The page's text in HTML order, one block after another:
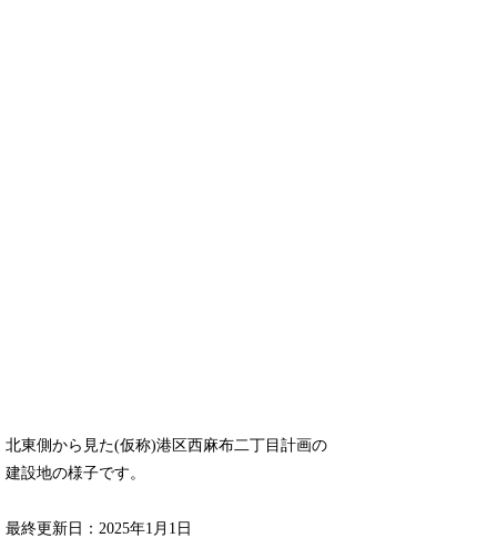
北東側から見た(仮称)港区西麻布二丁目計画の
建設地の様子です。
最終更新日：2025年1月1日